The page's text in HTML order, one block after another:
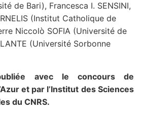
de Bari), Francesca I. SENSINI,
(Institut Catholique de
Niccolò SOFIA (Université de
(Université Sorbonne
avec le concours de
et par l’Institut des Sciences
du CNRS.